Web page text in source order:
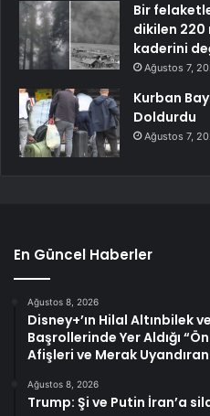
Bir
dikilen 220
kaderini
Ağustos 7,
Kurban
Doldurdu
Ağustos 7,
En Güncel Haberler
Ağustos 8, 2026
Disney+’ın Hilal Altınbilek
Başrollerinde Yer Aldığı
Afişleri ve Merak Uyandıran
Ağustos 8, 2026
Trump: Şi ve Putin İran’a